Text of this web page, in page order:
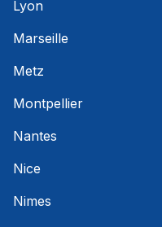
Lyon
Marseille
Metz
Montpellier
Nantes
Nice
Nimes